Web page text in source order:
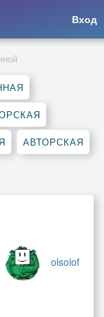
Вход
АВТОРСКАЯ
olsolof